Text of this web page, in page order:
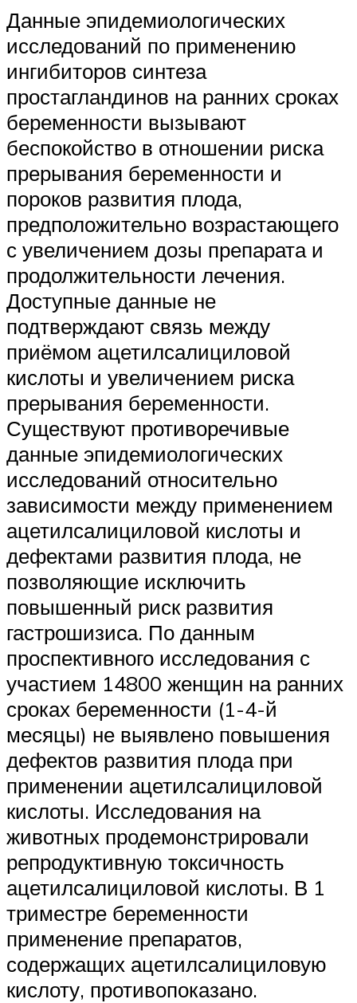
Данные эпидемиологических
исследований по применению
ингибиторов синтеза
простагландинов на ранних сроках
беременности вызывают
беспокойство в отношении риска
прерывания беременности и
пороков развития плода,
предположительно возрастающего
с увеличением дозы препарата и
продолжительности лечения.
Доступные данные не
подтверждают связь между
приёмом ацетилсалициловой
кислоты и увеличением риска
прерывания беременности.
Существуют противоречивые
данные эпидемиологических
исследований относительно
зависимости между применением
ацетилсалициловой кислоты и
дефектами развития плода, не
позволяющие исключить
повышенный риск развития
гастрошизиса. По данным
проспективного исследования с
участием 14800 женщин на ранних
сроках беременности (1-4-й
месяцы) не выявлено повышения
дефектов развития плода при
применении ацетилсалициловой
кислоты. Исследования на
животных продемонстрировали
репродуктивную токсичность
ацетилсалициловой кислоты. В 1
триместре беременности
применение препаратов,
содержащих ацетилсалициловую
кислоту, противопоказано.